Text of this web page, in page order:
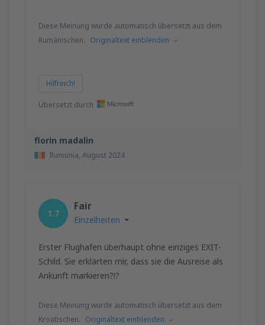
florin madalin
Rumunia, August 2024
Diese Meinung wurde automatisch übersetzt aus dem
Rumänischen. Originaltext einblenden
Hilfreich!
Übersetzt durch
1.7
Fair
Einzelheiten
Erster Flughafen überhaupt ohne einziges EXIT-
Schild. Sie erklärten mir, dass sie die Ausreise als
Ankunft markieren?!?
Diese Meinung wurde automatisch übersetzt aus dem
Kroatischen. Originaltext einblenden